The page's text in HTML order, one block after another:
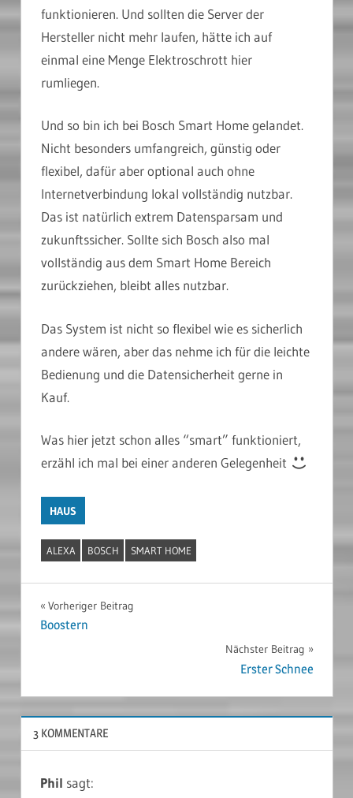
funktionieren. Und sollten die Server der
Hersteller nicht mehr laufen, hätte ich auf
einmal eine Menge Elektroschrott hier
rumliegen.
Und so bin ich bei Bosch Smart Home gelandet.
Nicht besonders umfangreich, günstig oder
flexibel, dafür aber optional auch ohne
Internetverbindung lokal vollständig nutzbar.
Das ist natürlich extrem Datensparsam und
zukunftssicher. Sollte sich Bosch also mal
vollständig aus dem Smart Home Bereich
zurückziehen, bleibt alles nutzbar.
Das System ist nicht so flexibel wie es sicherlich
andere wären, aber das nehme ich für die leichte
Bedienung und die Datensicherheit gerne in
Kauf.
Was hier jetzt schon alles “smart” funktioniert,
erzähl ich mal bei einer anderen Gelegenheit
HAUS
ALEXA BOSCH SMART HOME
Beitragsnavigation
Vorheriger Beitrag
Boostern
Nächster Beitrag
Erster Schnee
3 KOMMENTARE
Phil sagt: